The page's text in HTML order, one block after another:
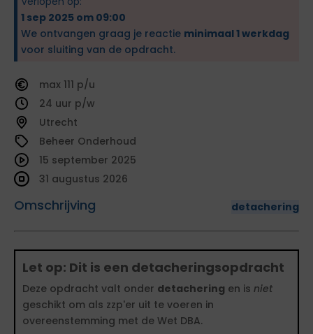
1 sep 2025 om 09:00
We ontvangen graag je reactie minimaal 1 werkdag
voor sluiting van de opdracht.
111
24
Utrecht
Beheer Onderhoud
Omschrijving detachering
15 september 2025
31 augustus 2026
Let op: Dit is een detacheringsopdracht
Deze opdracht valt onder detachering en is niet
geschikt om als zzp'er uit te voeren in
overeenstemming met de Wet DBA.